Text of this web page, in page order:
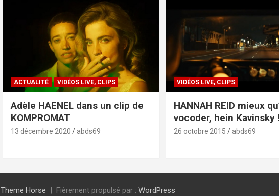
ACTUALITÉ VIDÉOS LIVE, CLIPS
Adèle HAENEL dans un clip de
KOMPROMAT
13 décembre 2020 abds69
VIDÉOS LIVE, CLIPS
HANNAH REID mieux
vocoder, hein Kavinsky
26 octobre 2015 abds69
Theme Horse Fièrement propulsé par : WordPress